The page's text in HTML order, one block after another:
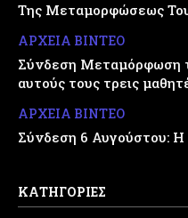
Της Μεταμορφώσεως
ΑΡΧΕΙΑ ΒΙΝΤΕΟ
Σύνδεση Μεταμόρφωση
αυτούς τους τρεις
ΑΡΧΕΙΑ ΒΙΝΤΕΟ
Σύνδεση 6 Αυγούστου:
ΚΑΤΗΓΟΡΙΕΣ